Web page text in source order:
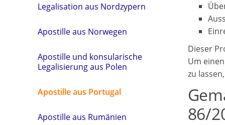
Legalisation aus Nordzypern
Apostille aus Norwegen
Apostille und konsularische
Legalisierung aus Polen
Apostille aus Portugal
Apostille aus Rumänien
Dieser
Um
zu
86/